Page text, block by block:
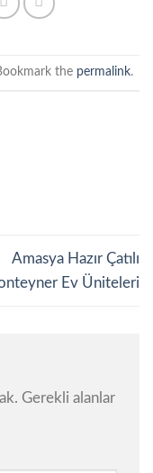
the permalink.
Amasya Hazır Çatılı
Ev Üniteleri
Gerekli alanlar